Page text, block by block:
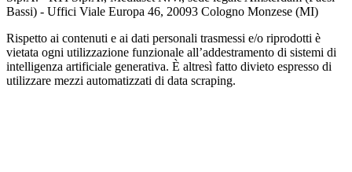
Bassi) - Uffici Viale Europa 46, 20093 Cologno Monzese (MI)
Rispetto ai contenuti e ai dati personali trasmessi e/o riprodotti è
vietata ogni utilizzazione funzionale all’addestramento di sistemi di
intelligenza artificiale generativa. È altresì fatto divieto espresso di
utilizzare mezzi automatizzati di data scraping.